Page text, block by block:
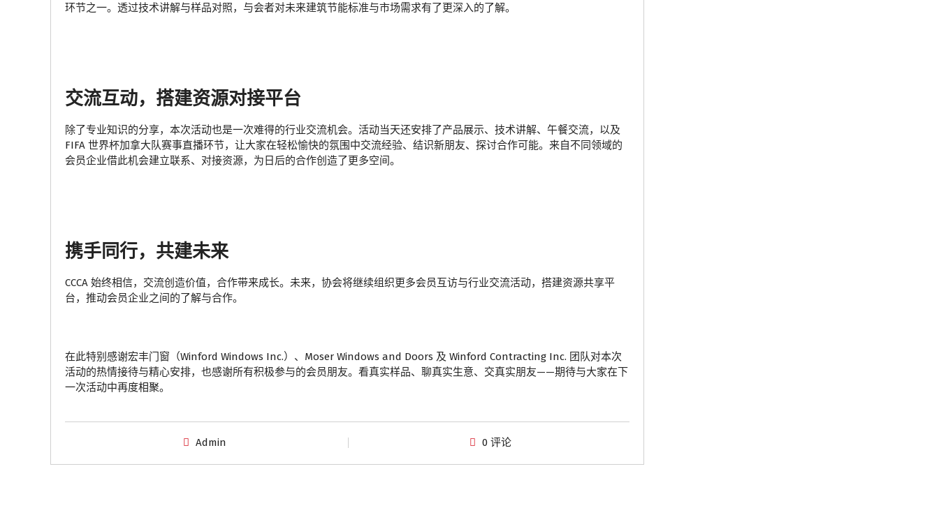
环节之一。透过技术讲解与样品对照，与会者对未来建筑节能标准与市场需求有了更深入的了解。
交流互动，搭建资源对接平台
除了专业知识的分享，本次活动也是一次难得的行业交流机会。活动当天还安排了产品展示、技术讲解、午餐交流，以及
FIFA 世界杯加拿大队赛事直播环节，让大家在轻松愉快的氛围中交流经验、结识新朋友、探讨合作可能。来自不同领域的
会员企业借此机会建立联系、对接资源，为日后的合作创造了更多空间。
携手同行，共建未来
CCCA 始终相信，交流创造价值，合作带来成长。未来，协会将继续组织更多会员互访与行业交流活动，搭建资源共享平
台，推动会员企业之间的了解与合作。
在此特别感谢宏丰门窗（Winford Windows Inc.）、Moser Windows and Doors 及 Winford Contracting Inc. 团队对本次
活动的热情接待与精心安排，也感谢所有积极参与的会员朋友。看真实样品、聊真实生意、交真实朋友——期待与大家在下
一次活动中再度相聚。
Admin 0 评论